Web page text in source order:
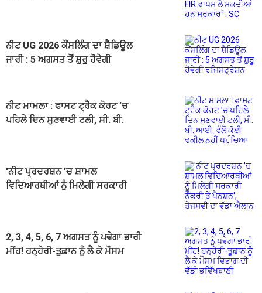
ਨੀਟ UG 2026 ਕੌਂਸਲਿੰਗ ਦਾ ਸ਼ੈਡਿਊਲ
ਜਾਰੀ : 5 ਅਗਸਤ ਤੋਂ ਸ਼ੁਰੂ ਹੋਵੇਗੀ
ਨੀਟ ਮਾਮਲਾ : ਫਾਸਟ ਟ੍ਰੈਕ ਕੋਰਟ ’ਚ
ਪਹਿਲੇ ਦਿਨ ਸੁਣਵਾਈ ਟਲੀ, ਸੀ. ਬੀ.
'ਨੀਟ ਪ੍ਰਦਰਸ਼ਨ 'ਚ ਸ਼ਾਮਲ
ਵਿਦਿਆਰਥੀਆਂ ਨੂੰ ਮਿਲੇਗੀ ਸਰਕਾਰੀ
2, 3, 4, 5, 6, 7 ਅਗਸਤ ਨੂੰ ਪਵੇਗਾ ਭਾਰੀ
ਮੀਂਹ! ਹਨ੍ਹੇਰੀ-ਤੂਫ਼ਾਨ ਨੂੰ ਲੈ ਕੇ ਮੌਸਮ